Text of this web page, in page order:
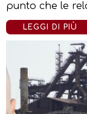
punto che le
LEGGI DI PIÙ